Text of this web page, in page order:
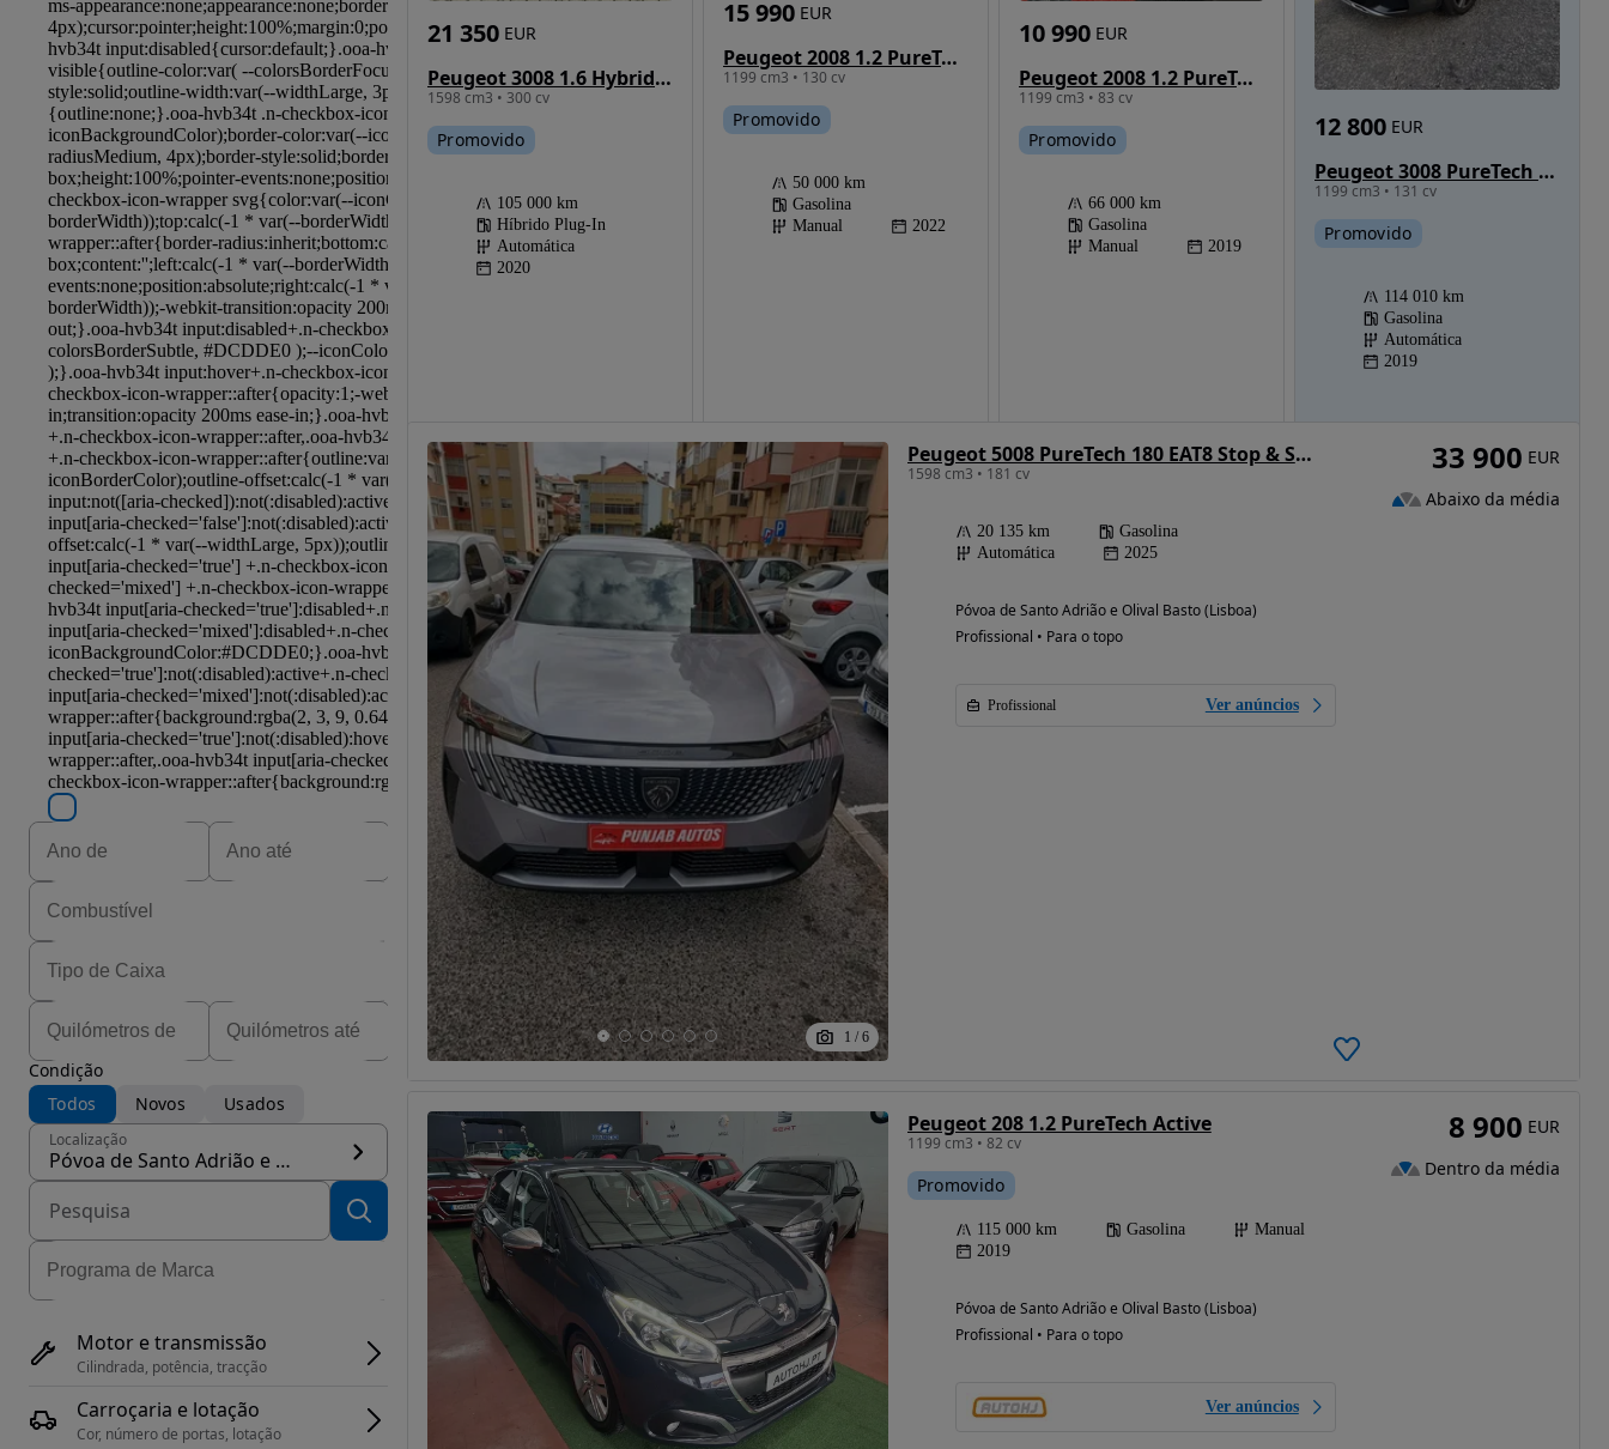
Possibilidade de
financiamento
Condição
Todos
Novos Usados
Localização
Póvoa de Santo Adrião e Olival Basto, concelho Odivelas
Motor e transmissão
Cilindrada, potência, tracção
Carroçaria e lotação
Cor, número de portas, lotação
Peugeot 3008 1.6 Hybrid4 GT e-EAT8
1598 cm3 • 300 cv
21 350 EUR
Promovido
105 000 km
Híbrido Plug-In
Automática
2020
Peugeot 2008 1.2 PureTech Allure
1199 cm3 • 130 cv
15 990 EUR
Promovido
50 000 km
Gasolina
Manual
2022
Peugeot 2008 1.2 PureTech Allure
1199 cm3 • 83 cv
10 990 EUR
Promovido
66 000 km
Gasolina
Manual
2019
Peugeot 3008 PureTech 130 Stop & Start GPF EAT8 Allure
1199 cm3 • 131 cv
12 800 EUR
Promovido
114 010 km
Gasolina
Automática
2019
1 / 6
Peugeot 5008 PureTech 180 EAT8 Stop & Start Allure
1598 cm3 • 181 cv
20 135 km
Gasolina
Automática
2025
Póvoa de Santo Adrião e Olival Basto (Lisboa)
Profissional • Para o topo
Profissional Ver anúncios
33 900 EUR
Abaixo da média
Peugeot 208 1.2 PureTech Active
1199 cm3 • 82 cv
Promovido
115 000 km Gasolina
Manual
2019
Póvoa de Santo Adrião e Olival Basto (Lisboa)
Profissional • Para o topo
Ver anúncios
8 900 EUR
Dentro da média